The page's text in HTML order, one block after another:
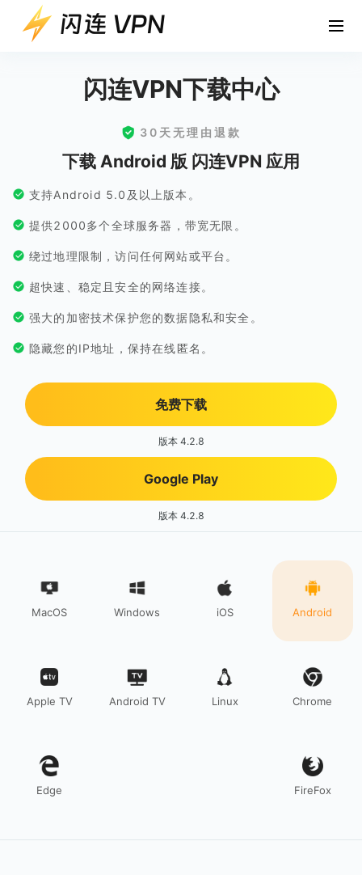
闪连VPN下载中心
30天无理由退款
下载 Android 版 闪连VPN 应用
支持Android 5.0及以上版本。
提供2000多个全球服务器，带宽无限。
绕过地理限制，访问任何网站或平台。
超快速、稳定且安全的网络连接。
强大的加密技术保护您的数据隐私和安全。
隐藏您的IP地址，保持在线匿名。
免费下载
版本 4.2.8
Google Play
版本 4.2.8
MacOS Windows iOS Android
Apple TV Android TV Linux Chrome
Edge FireFox